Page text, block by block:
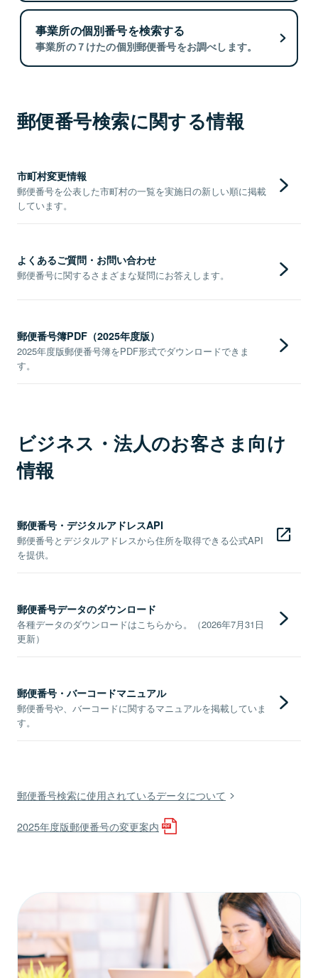
事業所の個別番号を検索する
事業所の７けたの個別郵便番号をお調べします。
郵便番号検索に関する情報
市町村変更情報
郵便番号を公表した市町村の一覧を実施日の新しい順に掲載
しています。
よくあるご質問・お問い合わせ
郵便番号に関するさまざまな疑問にお答えします。
郵便番号簿PDF（2025年度版）
2025年度版郵便番号簿をPDF形式でダウンロードできま
す。
ビジネス・法人のお客さま向け
情報
郵便番号・デジタルアドレスAPI
郵便番号とデジタルアドレスから住所を取得できる公式API
を提供。
郵便番号データのダウンロード
各種データのダウンロードはこちらから。（2026年7月31日
更新）
郵便番号・バーコードマニュアル
郵便番号や、バーコードに関するマニュアルを掲載していま
す。
郵便番号検索に使用されているデータについて
2025年度版郵便番号の変更案内